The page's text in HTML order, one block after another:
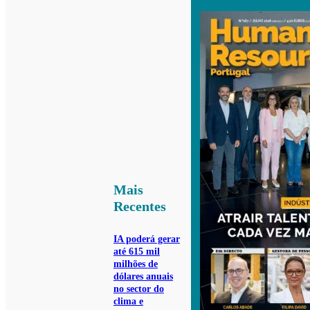
Mais
Recentes
IA poderá gerar
até 615 mil
milhões de
dólares anuais
no sector do
clima e